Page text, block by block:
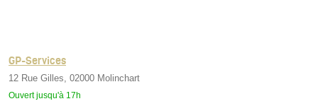
GP-Services
12 Rue Gilles, 02000 Molinchart
Ouvert jusqu'à 17h